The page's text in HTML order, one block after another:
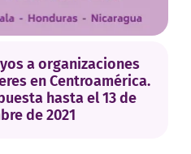
a organizaciones
en Centroamérica.
hasta el 13 de
de 2021